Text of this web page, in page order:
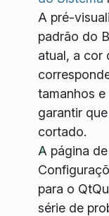
A pré-
padrão do
atual, a cor
tamanhos
garantir
cortado.
A página
para o
série de